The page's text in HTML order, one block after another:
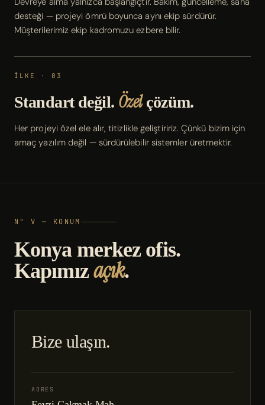
desteği — projeyi ömrü boyunca aynı ekip sürdürür.
Müşterilerimiz ekip kadromuzu ezbere bilir.
İLKE · 03
Standart değil. Özelçözüm.
Her projeyi özel ele alır, titizlikle geliştiririz. Çünkü bizim için
amaç yazılım değil — sürdürülebilir sistemler üretmektir.
N° V — KONUM
Konya merkez ofis.
Kapımızaçık.
Bize ulaşın.
ADRES